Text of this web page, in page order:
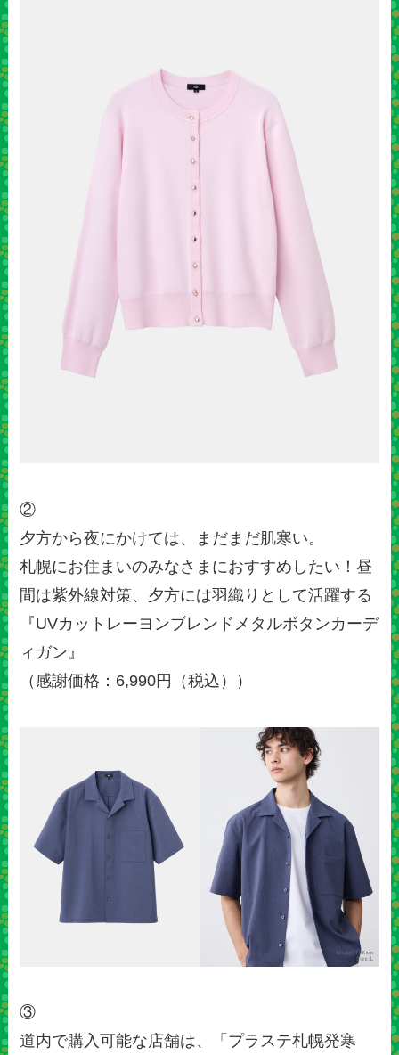
②
夕方から夜にかけては、まだまだ肌寒い。
札幌にお住まいのみなさまにおすすめしたい！昼
間は紫外線対策、夕方には羽織りとして活躍する
『UVカットレーヨンブレンドメタルボタンカーデ
ィガン』
（感謝価格：6,990円（税込））
③
道内で購入可能な店舗は、「プラステ札幌発寒